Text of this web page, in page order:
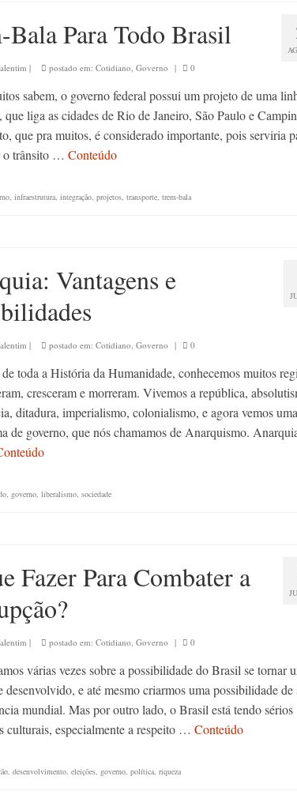
Bala Para Todo Brasil
| postado em: Cotidiano, Governo | 0
sabem, o governo federal possui um projeto de uma
que liga as cidades de Rio de Janeiro, São Paulo e
que pra muitos, é considerado importante, pois serviria
o trânsito … Conteúdo
, infraestrutura, integração, projetos, transporte, trem-bala
Vantagens e
| postado em: Cotidiano, Governo | 0
toda a História da Humanidade, conhecemos muitos
cresceram e morreram. Vivemos a república,
ditadura, imperialismo, colonialismo, e agora vemos uma
de governo, que nós chamamos de Anarquismo.
, governo, liberalismo, sociedade
Fazer Para Combater a
| postado em: Cotidiano, Governo | 0
várias vezes sobre a possibilidade do Brasil se tornar
desenvolvido, e até mesmo criarmos uma possibilidade de
mundial. Mas por outro lado, o Brasil está tendo sérios
culturais, especialmente a respeito … Conteúdo
, desenvolvimento, eleições, governo, política, riqueza